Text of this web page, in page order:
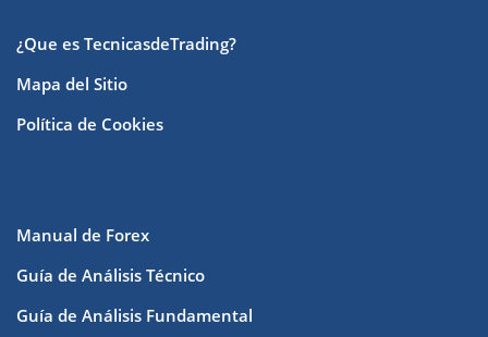
¿Que es TecnicasdeTrading?
Mapa del Sitio
Política de Cookies
Manual de Forex
Guía de Análisis Técnico
Guía de Análisis Fundamental